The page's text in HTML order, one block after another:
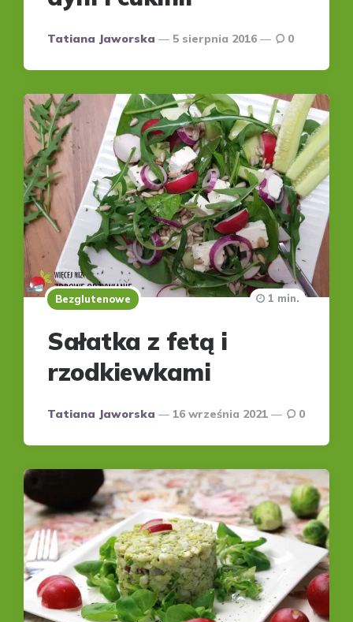
Posted
Tatiana Jaworska 5 sierpnia 2016 0
Bezglutenowe
Sałatka z fetą i
rzodkiewkami
Posted
Tatiana Jaworska 16 września 2021
1 min.
0